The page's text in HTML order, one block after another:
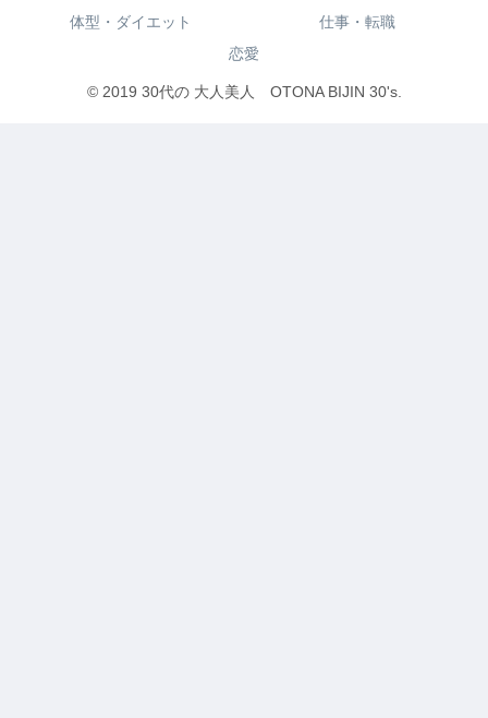
体型・ダイエット
仕事・転職
恋愛
© 2019 30代の 大人美人 OTONA BIJIN 30's.